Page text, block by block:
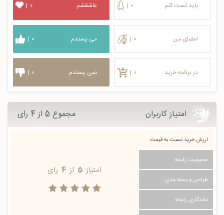
باید تست کنم | ۰
امضای من | ۰
در برنامه خرید | ۰
عاشقشم | ۰
می پسندم | ۰
نمی پسندم | ۰
امتیاز کاربران مجموع 5 از 4 رای
ارزش خرید نسبت به قیمت
محبوبیت رایحه
طراحی و بسته بندی
ماندگاری رایحه
امتیاز 5 از 4 رای